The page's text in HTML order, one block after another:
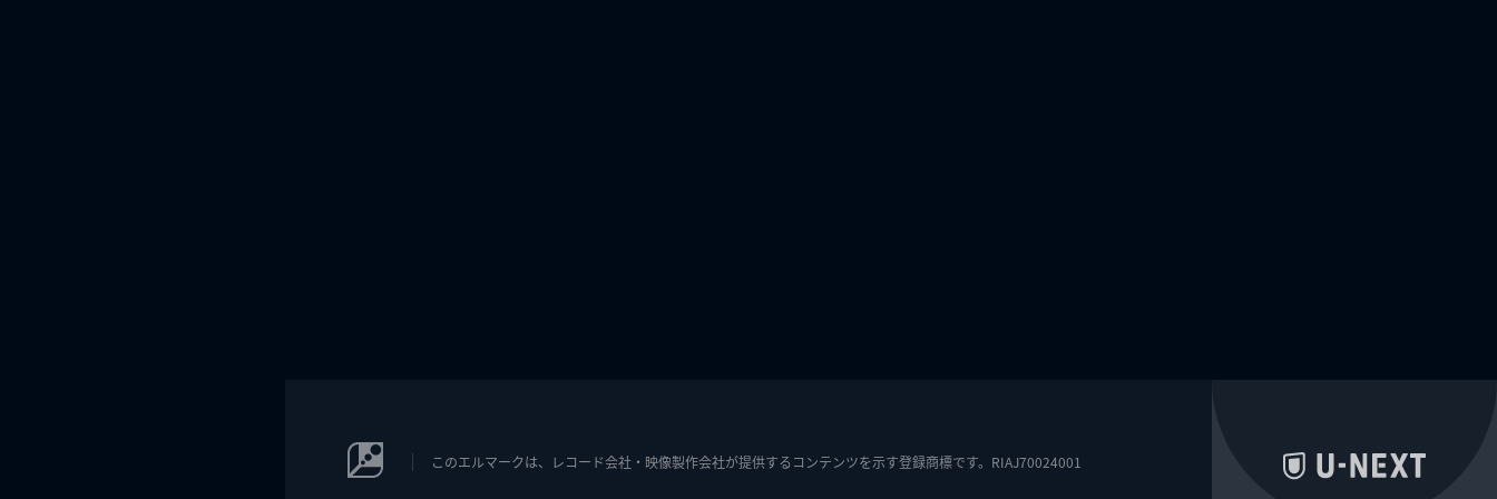
このエルマークは、レコード会社・映像製作会社が提供するコンテンツを示す登録商標です。RIAJ70024001